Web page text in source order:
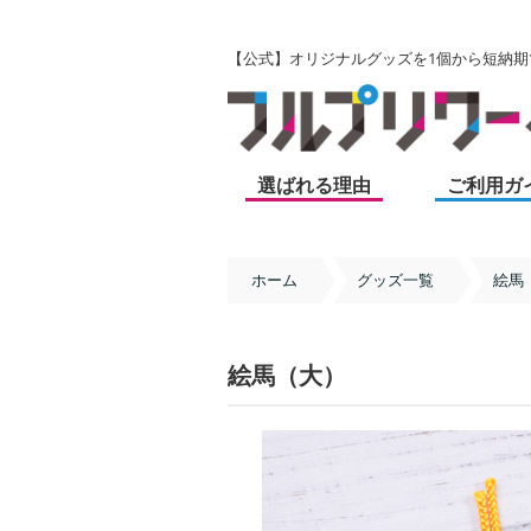
【公式】オリジナルグッズを1個から短納
選ばれる理由 ご利用ガ
ホーム グッズ一覧 絵馬
絵馬（大）